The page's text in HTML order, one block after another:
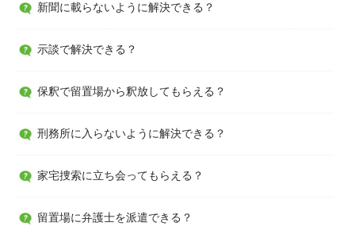
新聞に載らないように解決できる？
示談で解決できる？
保釈で留置場から釈放してもらえる？
刑務所に入らないように解決できる？
家宅捜索に立ち会ってもらえる？
留置場に弁護士を派遣できる？